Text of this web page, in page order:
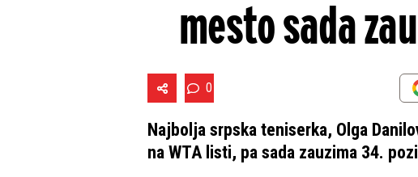
mesto sada
0
Najbolja srpska teniserka, Olga
na WTA listi, pa sada zauzima 34.